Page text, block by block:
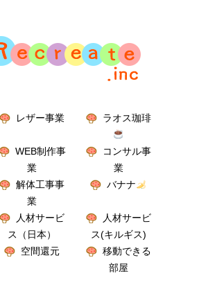
レザー事業 ラオス珈琲
WEB制作事
業
コンサル事
業
解体工事事
業
バナナ
人材サービ
ス（日本）
人材サービ
ス(キルギス)
空間還元
移動できる
部屋